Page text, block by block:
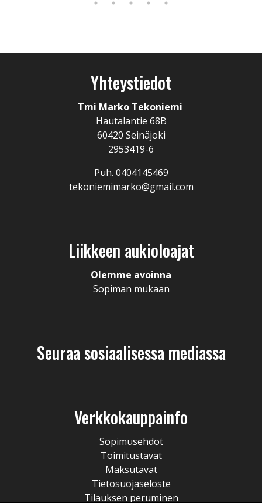
Yhteystiedot
Tmi Marko Tekoniemi
Hautalantie 68B
60420 Seinäjoki
2953419-6
Puh. 0404145469
tekoniemimarko@gmail.com
Liikkeen aukioloajat
Olemme avoinna
Sopiman mukaan
Seuraa sosiaalisessa mediassa
Verkkokauppainfo
Sopimusehdot
Toimitustavat
Maksutavat
Tietosuojaseloste
Tilauksen peruminen